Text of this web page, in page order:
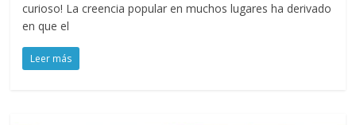
curioso! La creencia popular en muchos lugares ha derivado
en que el
Leer más